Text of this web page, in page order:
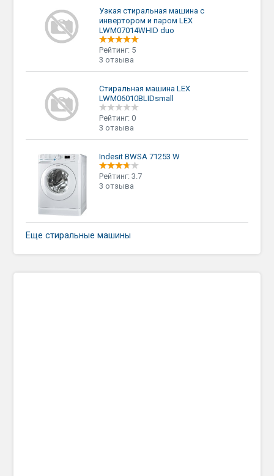
Узкая стиральная машина с
инвертором и паром LEX
LWM07014WHID duo
Рейтинг: 5
3 отзыва
Стиральная машина LEX
LWM06010BLIDsmall
Рейтинг: 0
3 отзыва
Indesit BWSA 71253 W
Рейтинг: 3.7
3 отзыва
Еще стиральные машины